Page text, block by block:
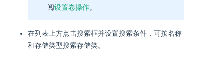
阅设置卷操作。
在列表上方点击搜索框并设置搜索条件，可按名称
和存储类型搜索存储类。